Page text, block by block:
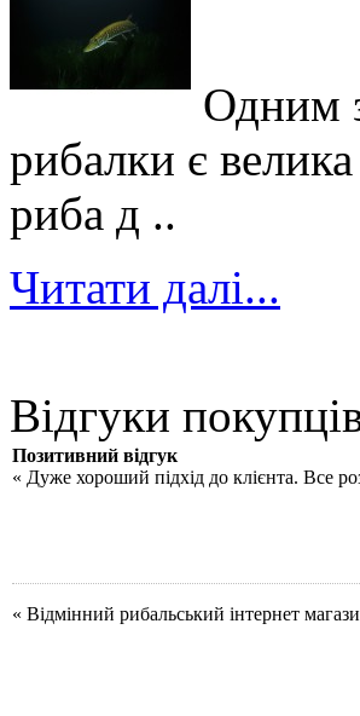
Одним
рибалки є
риба д ..
Читати далі...
Відгуки
Позитивний відгук
« Дуже хороший підхід до клієнта. Все
« Відмінний рибальський інтернет